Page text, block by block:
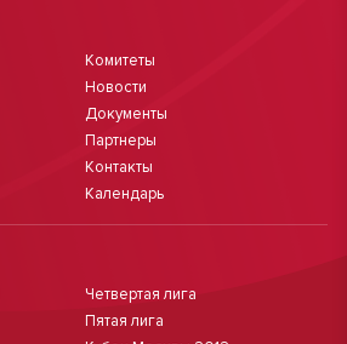
Комитеты
Новости
Документы
Партнеры
Контакты
Календарь
Четвертая лига
Пятая лига